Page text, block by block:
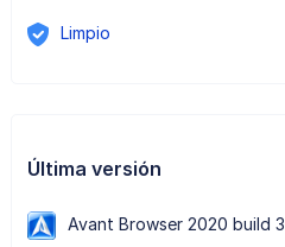
Limpio
Última versión
Avant Browser 2020 build 3